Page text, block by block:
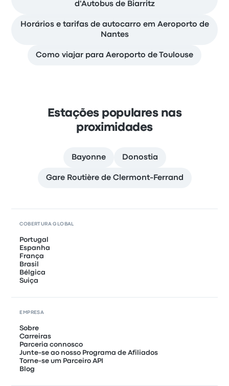
d'Autobus de Biarritz
Horários e tarifas de autocarro em Aeroporto de
Nantes
Como viajar para Aeroporto de Toulouse
Estações populares nas
proximidades
Bayonne Donostia
Gare Routière de Clermont-Ferrand
COBERTURA GLOBAL
Portugal
Espanha
França
Brasil
Bélgica
Suiça
EMPRESA
Sobre
Carreiras
Parceria connosco
Junte-se ao nosso Programa de Afiliados
Torne-se um Parceiro API
Blog